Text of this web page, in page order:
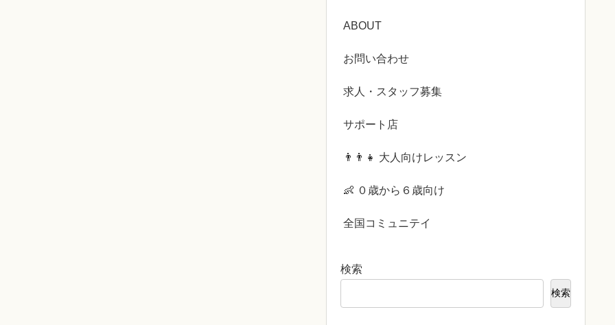
ABOUT
お問い合わせ
求人・スタッフ募集
サポート店
👨‍👨‍👧 大人向けレッスン
👶 ０歳から６歳向け
全国コミュニテイ
検索
検索